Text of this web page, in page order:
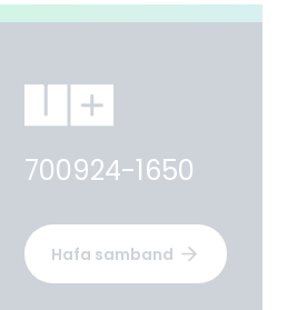
700924-1650
Hafa samband